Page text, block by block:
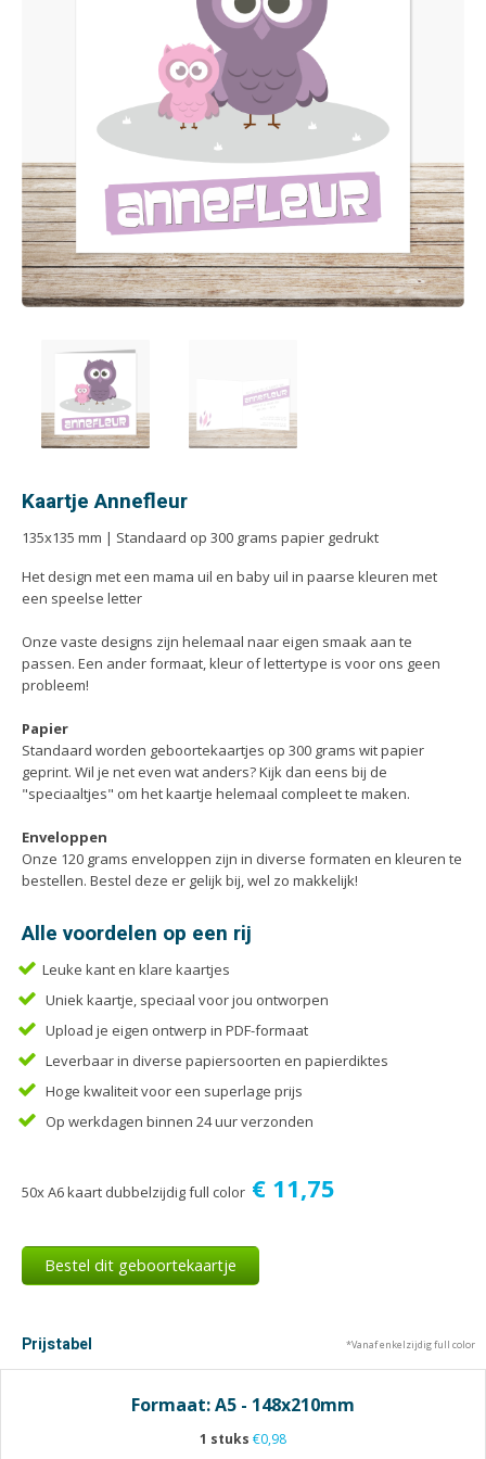
Brochures
Cadeaubonnen
Certificaten/Diploma's
Doordruksets
Enveloppen
Etiketten
Folders
Foto's
Geboortekaartjes
Hand-outs/Losbladig
Handleidingen
Kalenders
Kerstkaarten
Menukaarten
Mondkapjes
Portfolio
Posters
Rapporten/Verslagen
Rouwkaarten
Trouwkaarten
Tijdschriften
Verhuiskaarten
Verjaardagskaarten
Kaartje Annefleur
135x135 mm | Standaard op 300 grams papier gedrukt
Het design met een mama uil en baby uil in paarse kleuren met
een speelse letter
Onze vaste designs zijn helemaal naar eigen smaak aan te
passen. Een ander formaat, kleur of lettertype is voor ons geen
probleem!
Papier
Standaard worden geboortekaartjes op 300 grams wit papier
geprint. Wil je net even wat anders? Kijk dan eens bij de
"speciaaltjes" om het kaartje helemaal compleet te maken.
Enveloppen
Onze 120 grams enveloppen zijn in diverse formaten en kleuren te
bestellen. Bestel deze er gelijk bij, wel zo makkelijk!
Alle voordelen op een rij
Leuke kant en klare kaartjes
Uniek kaartje, speciaal voor jou ontworpen
Upload je eigen ontwerp in PDF-formaat
Leverbaar in diverse papiersoorten en papierdiktes
Hoge kwaliteit voor een superlage prijs
Op werkdagen binnen 24 uur verzonden
50x A6 kaart dubbelzijdig full color € 11,75
Bestel dit geboortekaartje
Prijstabel *Vanaf enkelzijdig full color
Formaat: A5 - 148x210mm
1 stuks €0,98